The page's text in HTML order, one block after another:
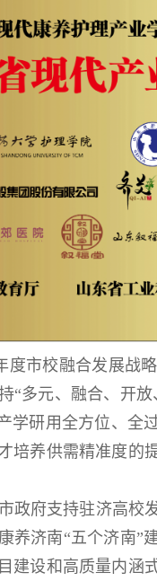
度市校融合发展
“多元、融合、开
学研用全方位、
培养供需精准度的
府支持驻济高校
养济南“五个济南”
建设和高质量内